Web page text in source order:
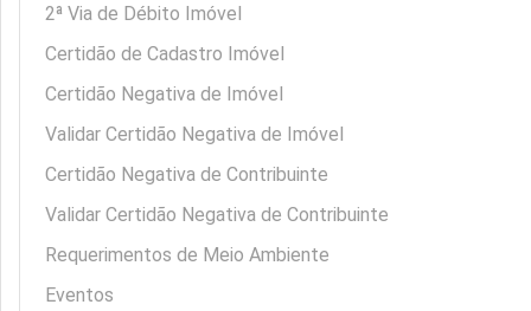
2ª Via de Débito Imóvel
Certidão de Cadastro Imóvel
Certidão Negativa de Imóvel
Validar Certidão Negativa de Imóvel
Certidão Negativa de Contribuinte
Validar Certidão Negativa de Contribuinte
Requerimentos de Meio Ambiente
Eventos